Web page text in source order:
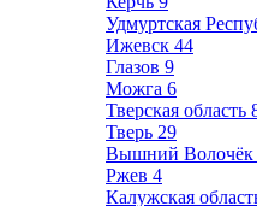
Удмуртская
Ижевск 44
Глазов 9
Можга 6
Тверская область
Тверь 29
Вышний Волочёк
Ржев 4
Калужская